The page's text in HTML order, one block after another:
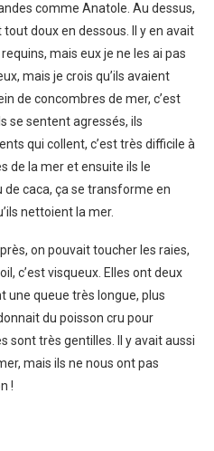
comme Anatole. Au dessus,
tout doux en dessous. Il y en avait
mais eux je ne les ai pas
mais je crois qu’ils avaient
de concombres de mer, c’est
se sentent agressés, ils
qui collent, c’est très difficile à
de la mer et ensuite ils le
caca, ça se transforme en
nettoient la mer.
on pouvait toucher les raies,
c’est visqueux. Elles ont deux
une queue très longue, plus
du poisson cru pour
sont très gentilles. Il y avait aussi
mais ils ne nous ont pas
!